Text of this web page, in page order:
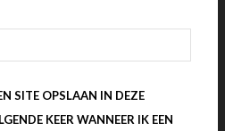
SITE OPSLAAN IN DEZE
KEER WANNEER IK EEN